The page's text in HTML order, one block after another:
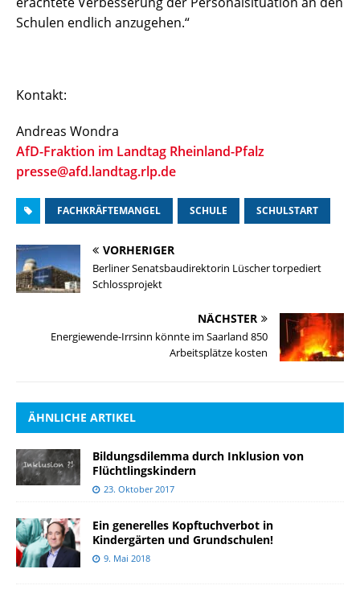
Schulen endlich anzugehen.“
Kontakt:
Andreas Wondra
AfD-Fraktion im Landtag Rheinland-Pfalz
presse@afd.landtag.rlp.de
FACHKRÄFTEMANGEL SCHULE SCHULSTART
VORHERIGER
Berliner Senatsbaudirektorin Lüscher torpediert
Schlossprojekt
NÄCHSTER
Energiewende-Irrsinn könnte im Saarland 850
Arbeitsplätze kosten
ÄHNLICHE ARTIKEL
Bildungsdilemma durch Inklusion von
Flüchtlingskindern
23. Oktober 2017
Ein generelles Kopftuchverbot in
Kindergärten und Grundschulen!
9. Mai 2018